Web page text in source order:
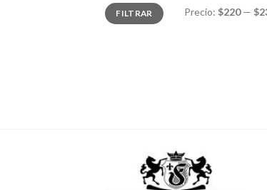
Precio
mínimo
Precio
máximo
FILTRAR Precio: $220—